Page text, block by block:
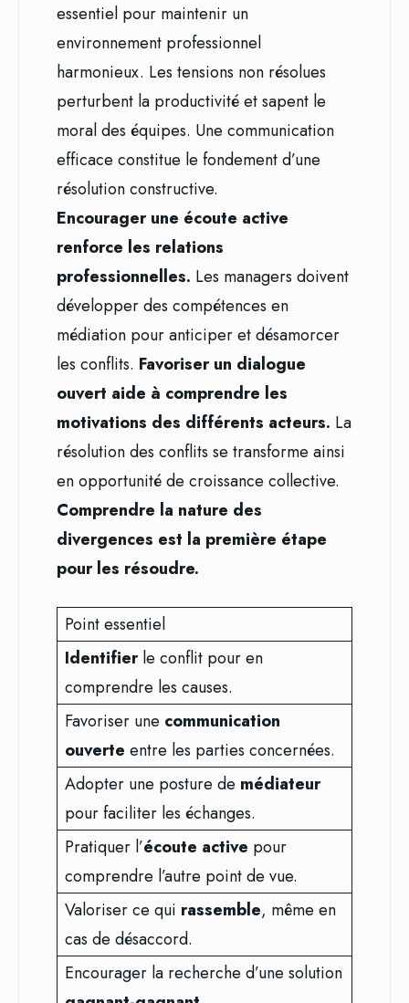
essentiel pour maintenir un
environnement professionnel
harmonieux. Les tensions non résolues
perturbent la productivité et sapent le
moral des équipes. Une communication
efficace constitue le fondement d’une
résolution constructive.
Encourager une écoute active
renforce les relations
professionnelles. Les managers doivent
développer des compétences en
médiation pour anticiper et désamorcer
les conflits. Favoriser un dialogue
ouvert aide à comprendre les
motivations des différents acteurs. La
résolution des conflits se transforme ainsi
en opportunité de croissance collective.
Comprendre la nature des
divergences est la première étape
pour les résoudre.
Point essentiel
Identifierle conflit pour en
comprendre les causes.
Favoriser une communication
ouverte entre les parties concernées.
Adopter une posture de médiateur
pour faciliter les échanges.
Pratiquer l’écoute active pour
comprendre l’autre point de vue.
Valoriser ce qui rassemble, même en
cas de désaccord.
Encourager la recherche d’une solution